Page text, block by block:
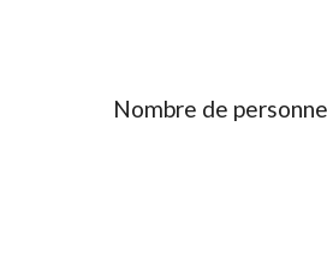
Nombre de